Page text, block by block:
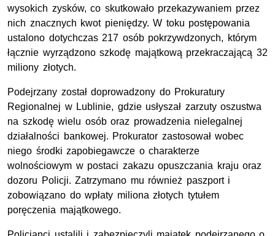
wysokich zysków, co skutkowało przekazywaniem przez
nich znacznych kwot pieniędzy. W toku postępowania
ustalono dotychczas 217 osób pokrzywdzonych, którym
łącznie wyrządzono szkodę majątkową przekraczającą 32
miliony złotych.
Podejrzany został doprowadzony do Prokuratury
Regionalnej w Lublinie, gdzie usłyszał zarzuty oszustwa
na szkodę wielu osób oraz prowadzenia nielegalnej
działalności bankowej. Prokurator zastosował wobec
niego środki zapobiegawcze o charakterze
wolnościowym w postaci zakazu opuszczania kraju oraz
dozoru Policji. Zatrzymano mu również paszport i
zobowiązano do wpłaty miliona złotych tytułem
poręczenia majątkowego.